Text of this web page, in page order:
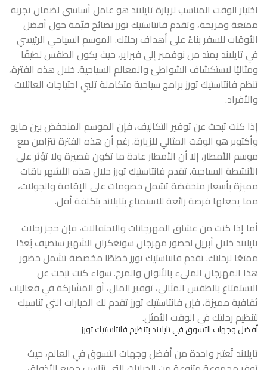
اختيار الوقت المناسب لزيارة تايلاند هو عامل أساسي لضمان تجربة
ممتعة ومريحة، وتقدم فانتاستيك تورز نصائح قيّمة حول أفضل
الأوقات للسفر بناءً على أهداف رحلتك. الموسم السياحي الرئيسي
في تايلاند يمتد من نوفمبر إلى فبراير، حيث يكون الطقس لطيفًا
ومثاليًا لاستكشاف الشواطئ والمعالم السياحية. خلال هذه الفترة،
تنظم فانتاستيك تورز برامج سياحية متكاملة تلبي احتياجات العائلات
والأفراد.
إذا كنت تبحث عن توفير التكاليف، فإن الموسم المنخفض بين مايو
وأكتوبر هو الوقت المثالي للزيارة. رغم أن هذه الفترة تتزامن مع
موسم الأمطار، إلا أن الأمطار عادة ما تكون قصيرة ولا تؤثر على
الأنشطة السياحية. تقدم فانتاستيك تورز خلال هذه الأشهر باقات
مميزة بأسعار منخفضة تشمل خصومات على الإقامة والجولات،
مما يجعلها فرصة رائعة للاستمتاع بتايلاند بتكلفة أقل.
أما إذا كنت من عشاق المهرجانات والاحتفالات، فإنحجز رحلات
تايلاند خلال أبريل لحضور مهرجان سونغكران الشهير ستضيف بُعدًا
ممتعًا لرحلتك. تقدم فانتاستيك تورز خططًا مخصصة تشمل حضور
هذا المهرجان المليء بالألوان والمرح. سواء كنت تبحث عن
الاستمتاع بالطقس المثالي، توفير المال، أو المشاركة في فعاليات
ثقافية مميزة، فإن فانتاستيك تورز تقدم لك الخيارات التي تناسبك
لتنظيم رحلتك في الوقت الأمثل.
أفضل وجهات التسوق في تايلاند بتنظيم فانتاستيك تورز
تايلاند تُعتبر واحدة من أفضل وجهات التسوق في العالم، حيث